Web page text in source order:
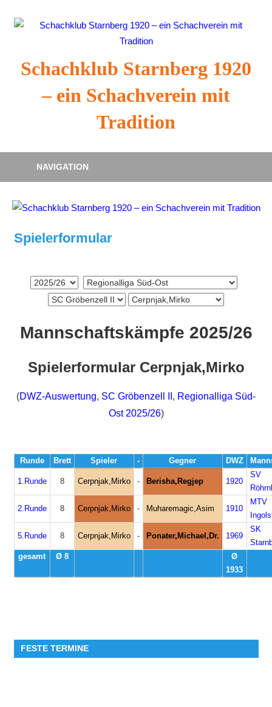
Inhalt
Schachklub Starnberg 1920
– ein Schachverein mit
Tradition
NAVIGATION
Spielerformular
Mannschaftskämpfe 2025/26
Spielerformular Cerpnjak,Mirko
(DWZ-Auswertung, SC Gröbenzell II , Regionalliga Süd-
Ost 2025/26)
Runde Brett Spieler - Gegner DWZ
1.Runde 8 Cerpnjak,Mirko - Berisha,Regjep 1920
SV
2.Runde 8 Cerpnjak,Mirko - Muharemagic,Asim 1910
MTV
5.Runde 8 Cerpnjak,Mirko - Ponater,Michael,Dr. 1969
SK
gesamt
Ø 8
Ø
1933
FESTE TERMINE